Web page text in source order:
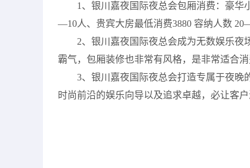
1、银川嘉夜国际夜总会包厢消费：豪华
—10人、贵宾大房最低消费3880 容纳人数
2、银川嘉夜国际夜总会成为无数娱乐
霸气，包厢装修也非常有风格，是非常适合消
3、银川嘉夜国际夜总会打造专属于夜晚
时尚前沿的娱乐向导以及追求卓越，必让客户